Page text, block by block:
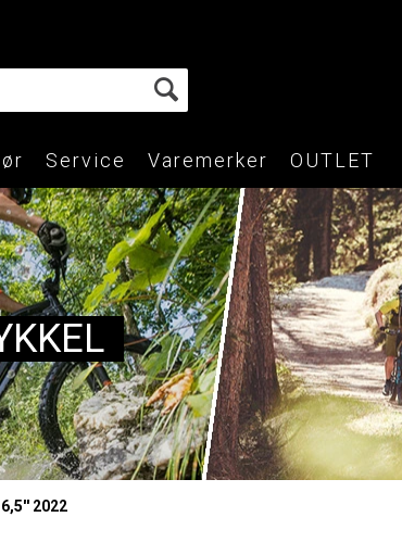
Service Varemerker OUTLET
2022